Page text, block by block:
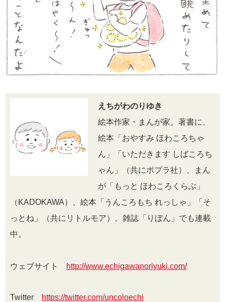
えちがわのりゆき
絵本作家・まんが家。著書に、
絵本「おやすみ ほわころちゃ
ん」「いただきます しばころち
ゃん」（共にポプラ社）、まん
が「もっと ほわころくらぶ」
（KADOKAWA）、絵本「うんころもち れっしゃ」「そ
っとね」（共にリトルモア）。雑誌「りぼん」でも連載
中。
ウェブサイト http://www.echigawanoriyuki.com/
Twitter
https://twitter.com/uncoloechi